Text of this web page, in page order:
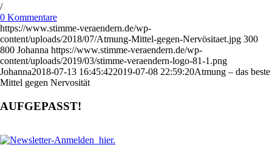
/
0 Kommentare
https://www.stimme-veraendern.de/wp-
content/uploads/2018/07/Atmung-Mittel-gegen-Nervösitaet.jpg 300
800 Johanna https://www.stimme-veraendern.de/wp-
content/uploads/2019/03/stimme-veraendern-logo-81-1.png
Johanna2018-07-13 16:45:422019-07-08 22:59:20Atmung – das beste
Mittel gegen Nervosität
AUFGEPASST!